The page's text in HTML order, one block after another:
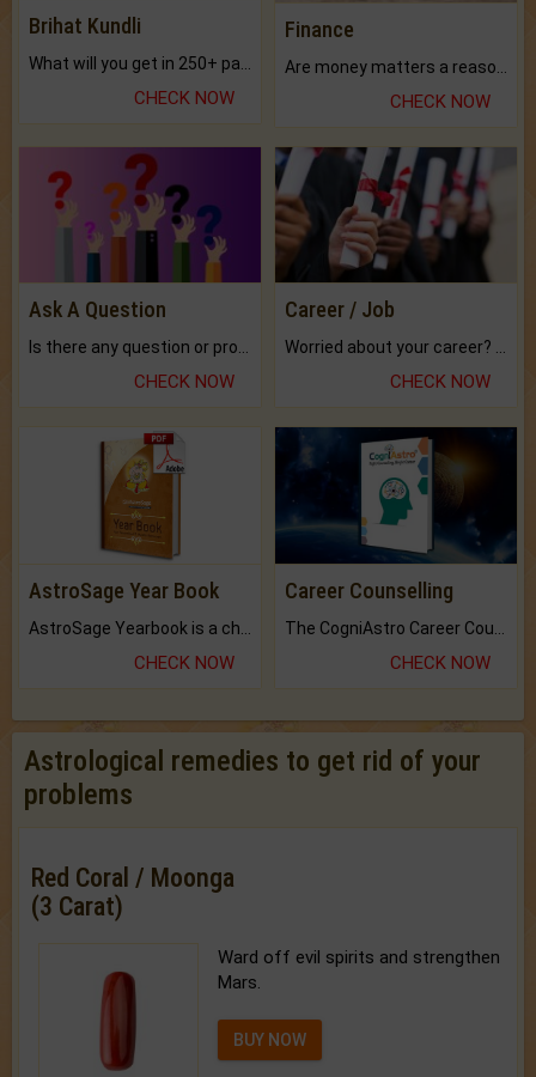
Brihat Kundli
CHECK NOW
Finance
CHECK NOW
Ask A Question
CHECK NOW
Career / Job
CHECK NOW
AstroSage Year Book
CHECK NOW
Career Counselling
CHECK NOW
Astrological remedies to get rid of your
problems
Red Coral / Moonga
(3 Carat)
Ward off evil spirits and strengthen
Mars.
BUY NOW